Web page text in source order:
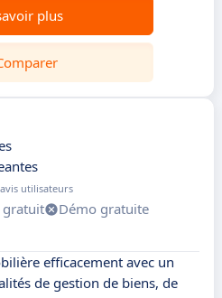
plus
utilisateurs
gratuit
Démo gratuite
efficacement avec un
de gestion de biens, de